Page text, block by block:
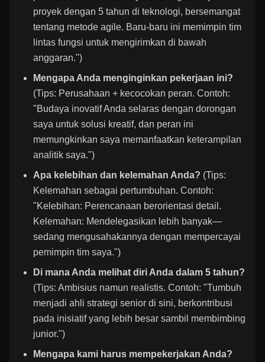
proyek dengan 5 tahun di teknologi, bersemangat
tentang metode agile. Baru-baru ini memimpin tim
lintas fungsi untuk mengirimkan di bawah
anggaran.")
Mengapa Anda menginginkan pekerjaan ini?
(Tips: Perusahaan + kecocokan peran. Contoh:
"Budaya inovatif Anda selaras dengan dorongan
saya untuk solusi kreatif, dan peran ini
memungkinkan saya memanfaatkan keterampilan
analitik saya.")
Apa kelebihan dan kelemahan Anda? (Tips:
Kelemahan sebagai pertumbuhan. Contoh:
"Kelebihan: Perencanaan berorientasi detail.
Kelemahan: Mendelegasikan lebih banyak—
sedang mengusahakannya dengan mempercayai
pemimpin tim saya.")
Di mana Anda melihat diri Anda dalam 5 tahun?
(Tips: Ambisius namun realistis. Contoh: "Tumbuh
menjadi ahli strategi senior di sini, berkontribusi
pada inisiatif yang lebih besar sambil membimbing
junior.")
Mengapa kami harus mempekerjakan Anda?